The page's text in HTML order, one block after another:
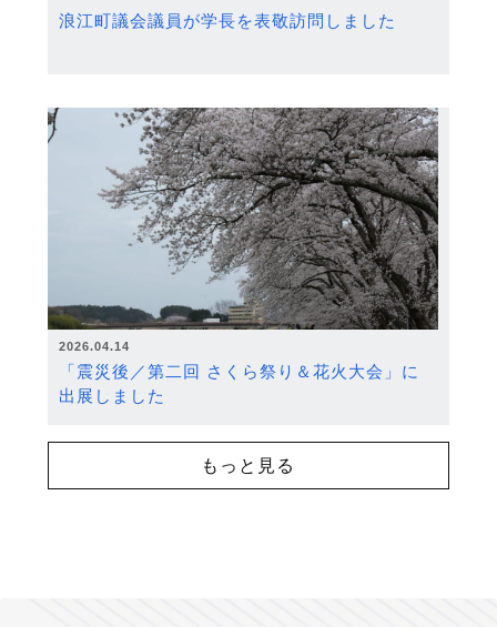
浪江町議会議員が学長を表敬訪問しました
2026.04.14
「震災後／第二回 さくら祭り＆花火大会」に
出展しました
もっと見る